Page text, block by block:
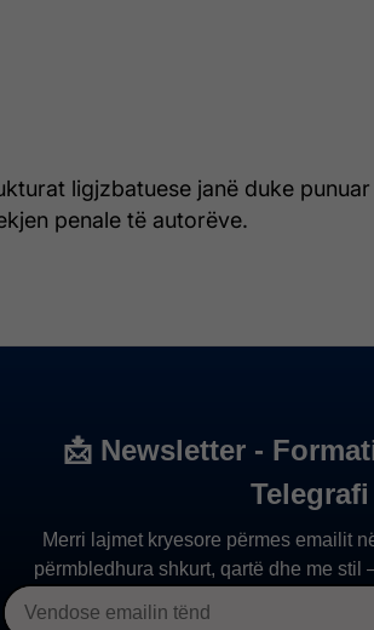
ligjzbatuese janë duke
penale të autorëve.